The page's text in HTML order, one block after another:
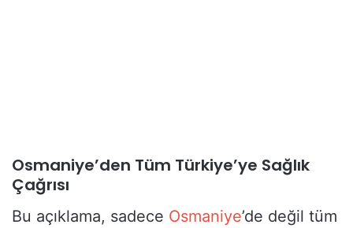
Osmaniye’den Tüm Türkiye’ye Sağlık
Çağrısı
Bu açıklama, sadece Osmaniye’de değil tüm